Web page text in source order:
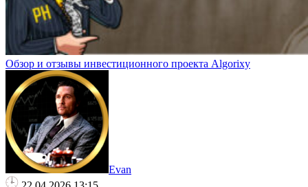
Oбзор и отзывы инвестиционного проекта Algorixy
Evan